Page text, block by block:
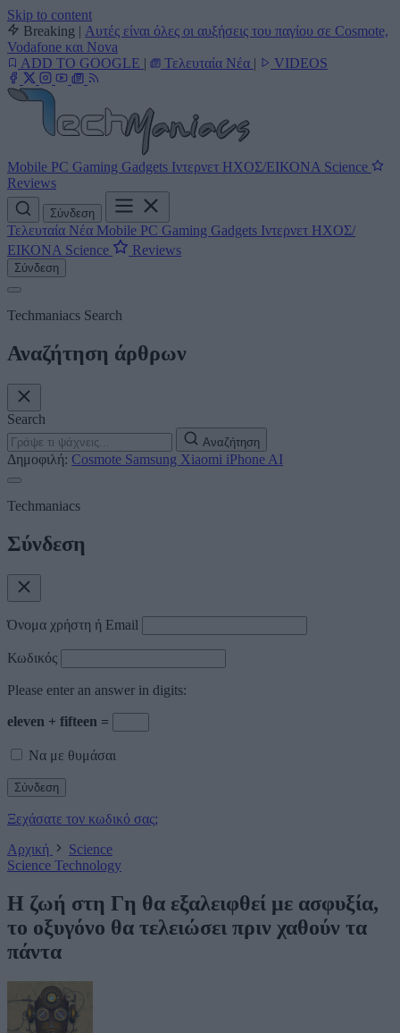
Skip to content
Breaking | Αυτές είναι όλες οι αυξήσεις του παγίου σε Cosmote,
Vodafone και Nova
ADD TO GOOGLE | Τελευταία Νέα | VIDEOS
Mobile PC Gaming Gadgets Ιντερνετ ΗΧΟΣ/ΕΙΚΟΝΑ Science
Reviews
Σύνδεση
Τελευταία Νέα Mobile PC Gaming Gadgets Ιντερνετ ΗΧΟΣ/
ΕΙΚΟΝΑ Science Reviews
Σύνδεση
Techmaniacs Search
Αναζήτηση άρθρων
Search
Αναζήτηση
Δημοφιλή: Cosmote Samsung Xiaomi iPhone AI
Techmaniacs
Σύνδεση
Όνομα χρήστη ή Email
Κωδικός
Please enter an answer in digits:
eleven + fifteen =
Να με θυμάσαι
Ξεχάσατε τον κωδικό σας;
Αρχική
Science
Science Technology
Η ζωή στη Γη θα εξαλειφθεί με ασφυξία,
το οξυγόνο θα τελειώσει πριν χαθούν τα
πάντα